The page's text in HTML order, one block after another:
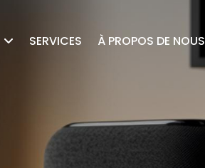
SERVICES À PROPOS DE NOUS